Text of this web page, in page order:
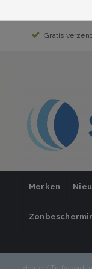
Gratis
Merken